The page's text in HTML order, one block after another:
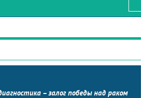
– залог победы над раком